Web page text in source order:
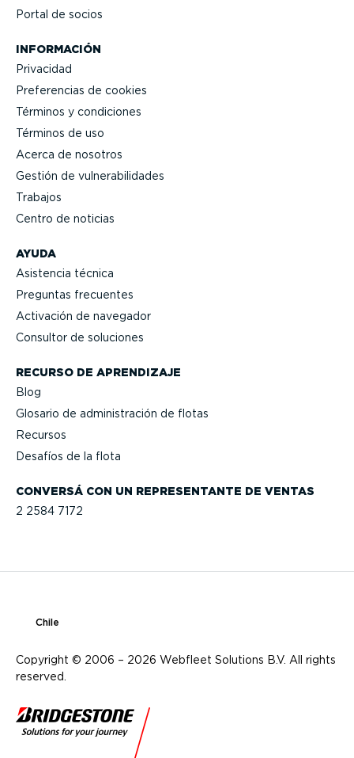
CONVERSÁ CON UN REPRE­SEN­TANTE DE VENTAS
2 2584 7172
AYUDA
Asistencia técnica
Preguntas frecuentes
Activación de navegador
Consultor de soluciones
RECURSO DE APRENDIZAJE
Blog
Glosario de adminis­tración de flotas
Recursos
Desafíos de la flota
Portal de socios
INFORMACIÓN
Privacidad
Prefe­rencias de cookies
Términos y condiciones
Términos de uso
Acerca de nosotros
Gestión de vulne­ra­bi­li­dades
Trabajos
Centro de noticias
Copyright © 2006 – 2026 Webfleet Solutions B.V. All rights
reserved.
Chile